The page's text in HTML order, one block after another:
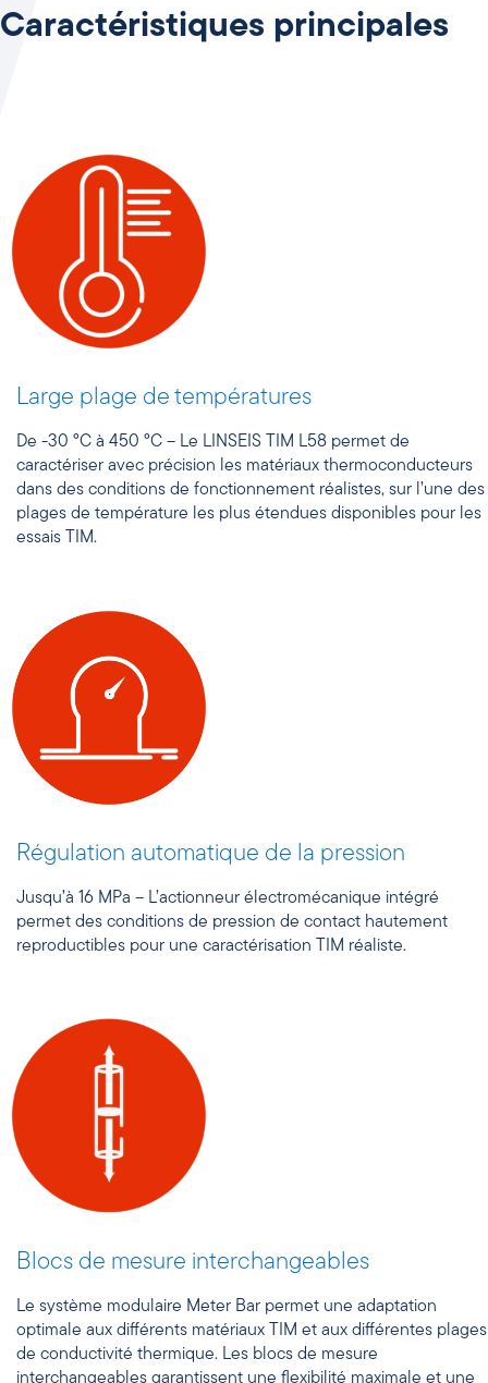
Caractéristiques principales
Large plage de températures
De -30 °C à 450 °C – Le LINSEIS TIM L58 permet de
caractériser avec précision les matériaux thermoconducteurs
dans des conditions de fonctionnement réalistes, sur l’une des
plages de température les plus étendues disponibles pour les
essais TIM.
Régulation automatique de la pression
Jusqu’à 16 MPa – L’actionneur électromécanique intégré
permet des conditions de pression de contact hautement
reproductibles pour une caractérisation TIM réaliste.
Blocs de mesure interchangeables
Le système modulaire Meter Bar permet une adaptation
optimale aux différents matériaux TIM et aux différentes plages
de conductivité thermique. Les blocs de mesure
interchangeables garantissent une flexibilité maximale et une